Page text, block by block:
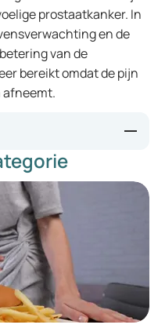
prostaatkanker. In
en de
van de
bereikt omdat de pijn
afneemt.
.
op Maat
.
informatie over